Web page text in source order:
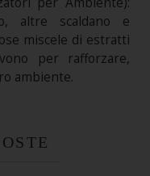
altre scaldano e
miscele di estratti
per rafforzare,
ambiente.